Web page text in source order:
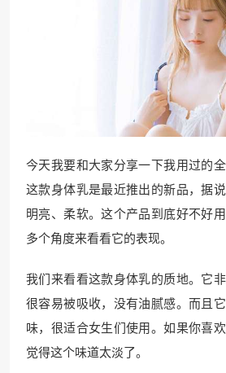
今天我要和大家分享一下我用过的
这款身体乳是最近推出的新品，据
明亮、柔软。这个产品到底好不好
多个角度来看看它的表现。
我们来看看这款身体乳的质地。它
很容易被吸收，没有油腻感。而且
味，很适合女生们使用。如果你喜
觉得这个味道太淡了。